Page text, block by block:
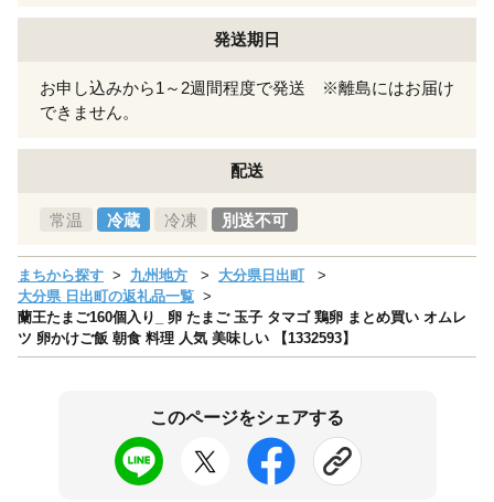
発送期日
お申し込みから1～2週間程度で発送 ※離島にはお届け
できません。
配送
常温 冷蔵 冷凍 別送不可
まちから探す 九州地方
大分県日出町
大分県 日出町の返礼品一覧
蘭王たまご160個入り_ 卵 たまご 玉子 タマゴ 鶏卵 まとめ買い オムレ
ツ 卵かけご飯 朝食 料理 人気 美味しい 【1332593】
このページをシェアする